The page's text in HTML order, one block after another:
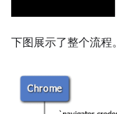
下图展示了整个流程。